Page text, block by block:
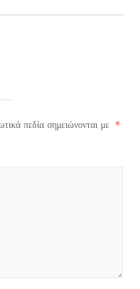
πεδία σημειώνονται με *